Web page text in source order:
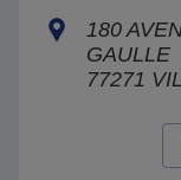
180
GAULLE
77271